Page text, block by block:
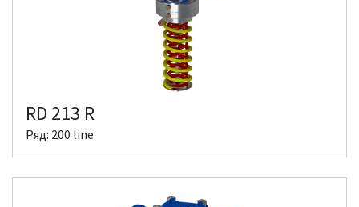
RD 213 R
Ряд: 200 line